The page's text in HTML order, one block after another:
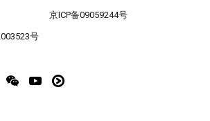
京ICP备09059244号
号